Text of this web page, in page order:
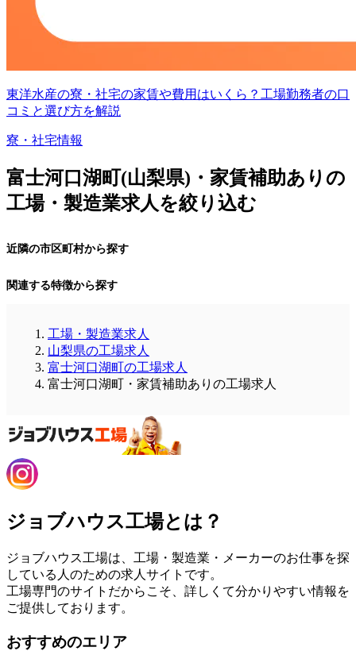
東洋水産の寮・社宅の家賃や費用はいくら？工場勤務者の口
コミと選び方を解説
寮・社宅情報
富士河口湖町(山梨県)・家賃補助ありの
工場・製造業求人を絞り込む
近隣の市区町村から探す
関連する特徴から探す
工場・製造業求人
山梨県の工場求人
富士河口湖町の工場求人
富士河口湖町・家賃補助ありの工場求人
ジョブハウス工場とは？
ジョブハウス工場は、工場・製造業・メーカーのお仕事を探
している人のための求人サイトです。
工場専門のサイトだからこそ、詳しくて分かりやすい情報を
ご提供しております。
おすすめのエリア